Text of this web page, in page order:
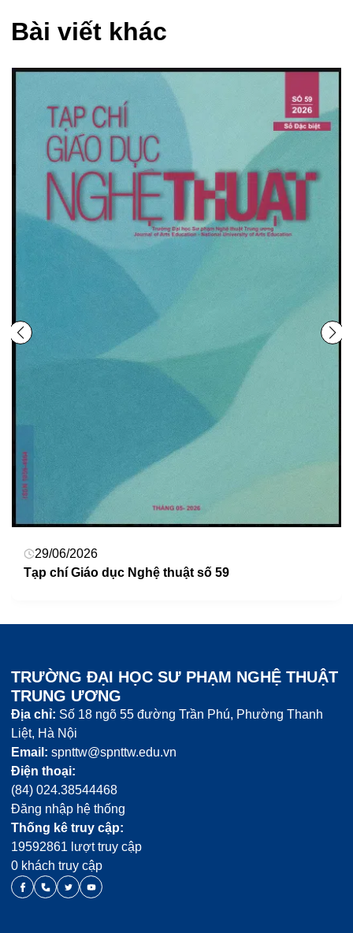
Bài viết khác
29/06/2026
Tạp chí Giáo dục Nghệ thuật số 59
TRƯỜNG ĐẠI HỌC SƯ PHẠM NGHỆ THUẬT
TRUNG ƯƠNG
Địa chỉ: Số 18 ngõ 55 đường Trần Phú, Phường Thanh
Liệt, Hà Nội
Email: spnttw@spnttw.edu.vn
Điện thoại:
(84) 024.38544468
Đăng nhập hệ thống
Thống kê truy cập:
19592861 lượt truy cập
0 khách truy cập